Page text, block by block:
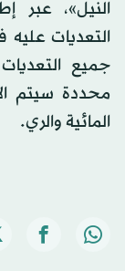
النيل»، عبر
التعديات
جميع
محددة سيتم
المائية والري.